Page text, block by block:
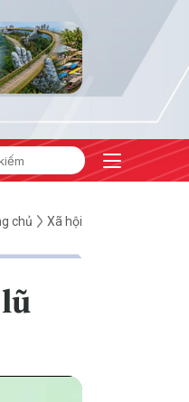
ninh năng lượng #Bảo vệ
chủ Xã hội